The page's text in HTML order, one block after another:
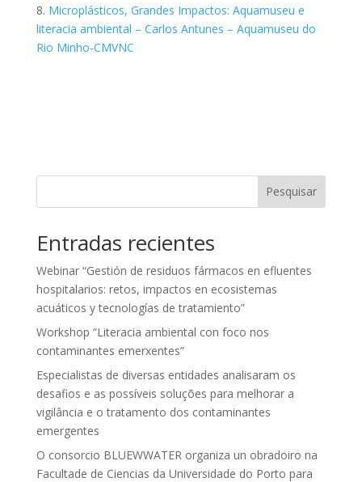
8. Microplásticos, Grandes Impactos: Aquamuseu e
literacia ambiental – Carlos Antunes – Aquamuseu do
Rio Minho-CMVNC
Pesquisar
Entradas recientes
Webinar “Gestión de residuos fármacos en efluentes
hospitalarios: retos, impactos en ecosistemas
acuáticos y tecnologías de tratamiento”
Workshop “Literacia ambiental con foco nos
contaminantes emerxentes”
Especialistas de diversas entidades analisaram os
desafios e as possíveis soluções para melhorar a
vigilância e o tratamento dos contaminantes
emergentes
O consorcio BLUEWWATER organiza un obradoiro na
Facultade de Ciencias da Universidade do Porto para